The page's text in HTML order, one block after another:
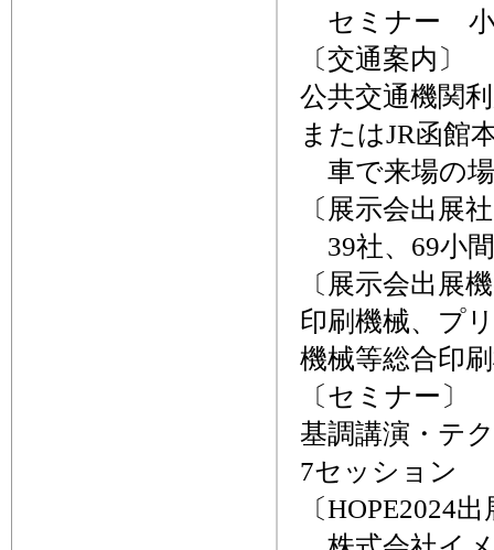
セミナー 小
〔交通案内〕
公共交通機関
またはJR函館
車で来場の
〔展示会出展
39社、69小間
〔展示会出展
印刷機械、プ
機械等総合印
〔セミナー〕
基調講演・テ
7セッション
〔HOPE2024